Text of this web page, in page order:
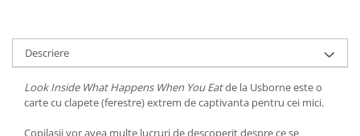
Descriere
Look Inside What Happens When You Eatde la Usborne este o
carte cu clapete (ferestre) extrem de captivanta pentru cei mici.
Copilasii vor avea multe lucruri de descoperit despre ce se